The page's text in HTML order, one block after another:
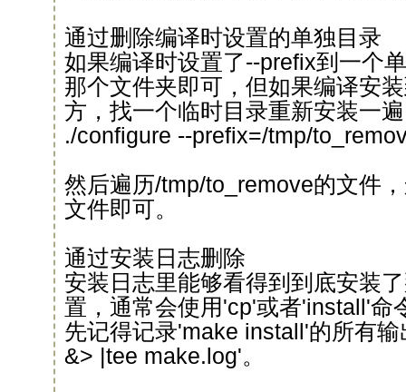
通过删除编译时设置的单独目录
如果编译时设置了--prefix到一个
那个文件夹即可，但如果编译安
方，找一个临时目录重新安装一
./configure --prefix=/tmp/
然后遍历/tmp/to_remove的文件
文件即可。
通过安装日志删除
安装日志里能够看得到到底安装
置，通常会使用'cp'或者'install'命
先记得记录'make install'的所有
&> |tee make.log'。